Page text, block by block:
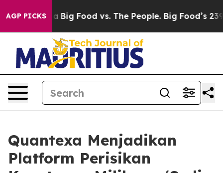
AGP PICKSBig Food vs. The People. Big Food’s 239
Quantexa Menjadikan
Platform Perisikan